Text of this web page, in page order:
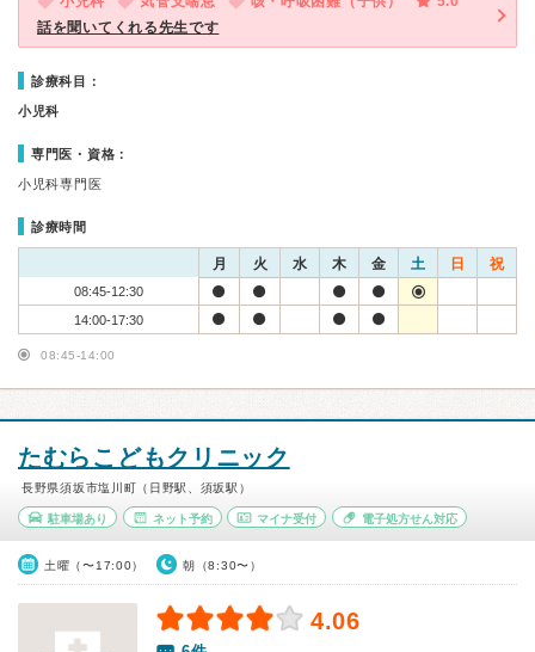
話を聞いてくれる先生です
診療科目：
小児科
専門医・資格：
小児科専門医
診療時間
月 火 水 木 金 土 日 祝
08:45-12:30
14:00-17:30
08:45-14:00
たむらこどもクリニック
長野県須坂市塩川町（日野駅、須坂駅）
駐車場あり ネット予約 マイナ受付 電子処方せん対応
土曜（〜17:00） 朝（8:30〜）
4.06